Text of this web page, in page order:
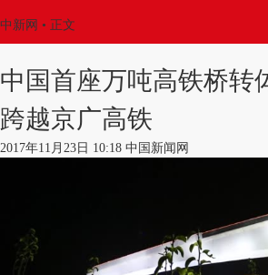
中新网 • 正文
中国首座万吨高铁桥转
跨越京广高铁
2017年11月23日 10:18 中国新闻网